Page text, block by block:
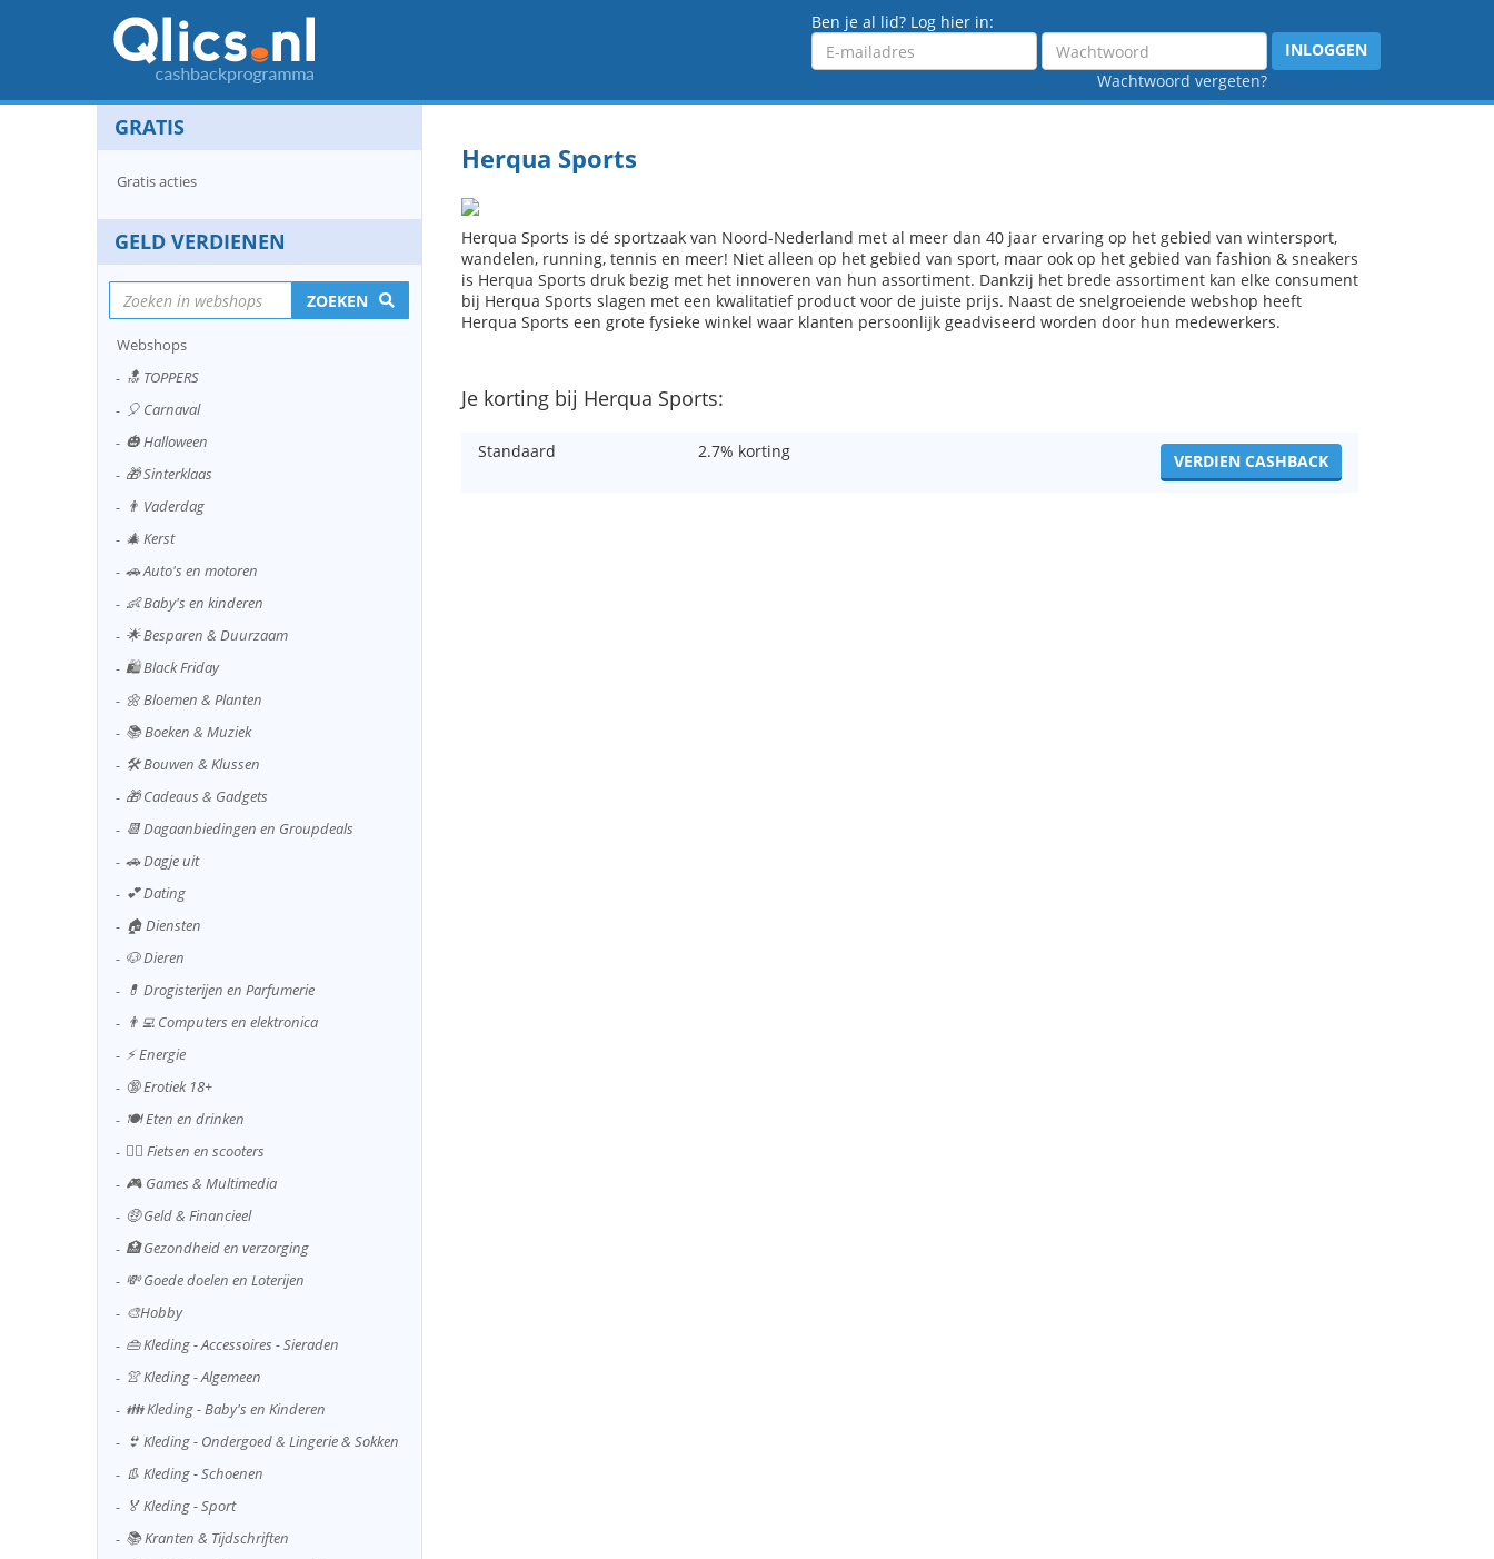
Ben je al lid? Log hier in:
Emailadres
Wachtwoord
Wachtwoord vergeten?
INLOGGEN
Herqua Sports
Herqua Sports is dé sportzaak van Noord-Nederland met al meer dan 40 jaar ervaring op het gebied van wintersport,
wandelen, running, tennis en meer! Niet alleen op het gebied van sport, maar ook op het gebied van fashion & sneakers
is Herqua Sports druk bezig met het innoveren van hun assortiment. Dankzij het brede assortiment kan elke consument
bij Herqua Sports slagen met een kwalitatief product voor de juiste prijs. Naast de snelgroeiende webshop heeft
Herqua Sports een grote fysieke winkel waar klanten persoonlijk geadviseerd worden door hun medewerkers.
Je korting bij Herqua Sports:
Standaard 2.7% korting VERDIEN CASHBACK
GRATIS
Gratis acties
GELD VERDIENEN
ZOEKEN
Webshops
🔝 TOPPERS
🎈 Carnaval
🎃 Halloween
🎁 Sinterklaas
👨 Vaderdag
🎄 Kerst
🚗 Auto's en motoren
👶 Baby's en kinderen
🌟 Besparen & Duurzaam
🛍️ Black Friday
🌼 Bloemen & Planten
📚 Boeken & Muziek
🛠️ Bouwen & Klussen
🎁 Cadeaus & Gadgets
📆 Dagaanbiedingen en Groupdeals
🚗 Dagje uit
💕 Dating
🏠 Diensten
🐶 Dieren
💊 Drogisterijen en Parfumerie
👨‍💻 Computers en elektronica
⚡ Energie
🔞 Erotiek 18+
🍽️ Eten en drinken
🚴‍♂️ Fietsen en scooters
🎮 Games & Multimedia
🤑 Geld & Financieel
🏥 Gezondheid en verzorging
💸 Goede doelen en Loterijen
🎨Hobby
👜 Kleding - Accessoires - Sieraden
👚 Kleding - Algemeen
👪 Kleding - Baby's en Kinderen
👙 Kleding - Ondergoed & Lingerie & Sokken
👢 Kleding - Schoenen
🏅 Kleding - Sport
📚 Kranten & Tijdschriften